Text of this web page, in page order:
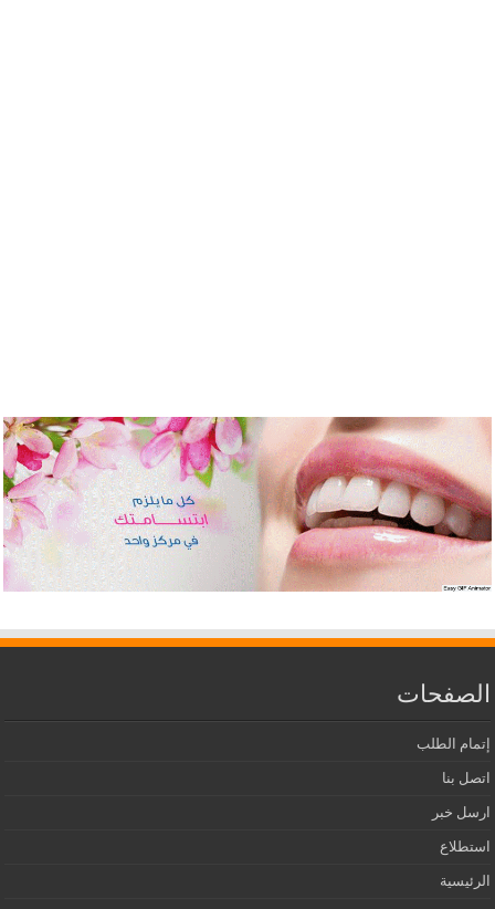
الصفحات
إتمام الطلب
اتصل بنا
ارسل خبر
استطلاع
الرئيسية